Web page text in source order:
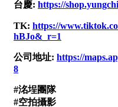
5~10樓
21樓以上